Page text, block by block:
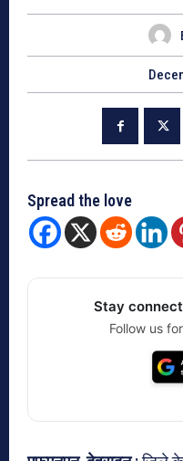
Spread the love
Stay
Follow us